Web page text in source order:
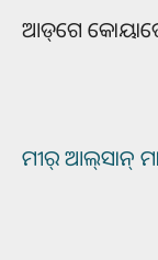
ଆଡ୍‌ଗେ
ମୀର୍‌ ଆଲ୍‌ସାନ୍‌